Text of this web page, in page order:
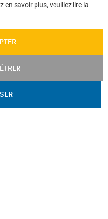
en savoir plus, veuillez lire la